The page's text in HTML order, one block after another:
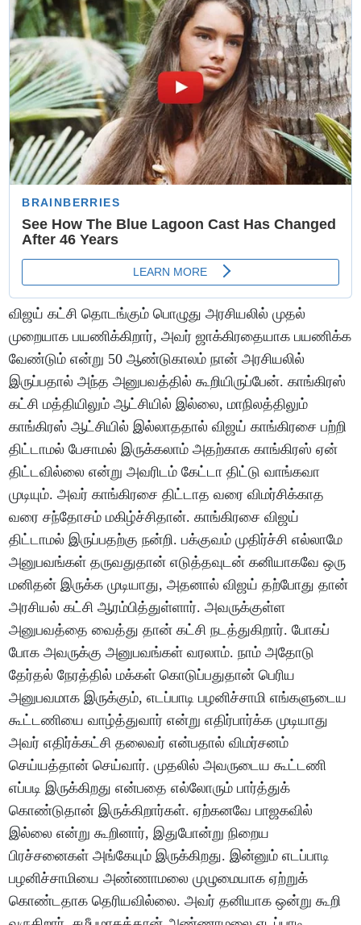
விஜய் கட்சி தொடங்கும் பொழுது அரசியலில் முதல்
முறையாக பயணிக்கிறார், அவர் ஜாக்கிரதையாக பயணிக்க
வேண்டும் என்று 50 ஆண்டுகாலம் நான் அரசியலில்
இருப்பதால் அந்த அனுபவத்தில் கூறியிருப்பேன். காங்கிரஸ்
கட்சி மத்தியிலும் ஆட்சியில் இல்லை, மாநிலத்திலும்
காங்கிரஸ் ஆட்சியில் இல்லாததால் விஜய் காங்கிரசை பற்றி
திட்டாமல் பேசாமல் இருக்கலாம் அதற்காக காங்கிரஸ் ஏன்
திட்டவில்லை என்று அவரிடம் கேட்டா திட்டு வாங்கவா
முடியும். அவர் காங்கிரசை திட்டாத வரை விமர்சிக்காத
வரை சந்தோசம் மகிழ்ச்சிதான். காங்கிரசை விஜய்
திட்டாமல் இருப்பதற்கு நன்றி. பக்குவம் முதிர்ச்சி எல்லாமே
அனுபவங்கள் தருவதுதான் எடுத்தவுடன் கனியாகவே ஒரு
மனிதன் இருக்க முடியாது, அதனால் விஜய் தற்போது தான்
அரசியல் கட்சி ஆரம்பித்துள்ளார். அவருக்குள்ள
அனுபவத்தை வைத்து தான் கட்சி நடத்துகிறார். போகப்
போக அவருக்கு அனுபவங்கள் வரலாம். நாம் அதோடு
தேர்தல் நேரத்தில் மக்கள் கொடுப்பதுதான் பெரிய
அனுபவமாக இருக்கும், எடப்பாடி பழனிச்சாமி எங்களுடைய
கூட்டணியை வாழ்த்துவார் என்று எதிர்பார்க்க முடியாது
அவர் எதிர்க்கட்சி தலைவர் என்பதால் விமர்சனம்
செய்யத்தான் செய்வார். முதலில் அவருடைய கூட்டணி
எப்படி இருக்கிறது என்பதை எல்லோரும் பார்த்துக்
கொண்டுதான் இருக்கிறார்கள். ஏற்கனவே பாஜகவில்
இல்லை என்று கூறினார், இதுபோன்று நிறைய
பிரச்சனைகள் அங்கேயும் இருக்கிறது. இன்னும் எடப்பாடி
பழனிச்சாமியை அண்ணாமலை முழுமையாக ஏற்றுக்
கொண்டதாக தெரியவில்லை. அவர் தனியாக ஒன்று கூறி